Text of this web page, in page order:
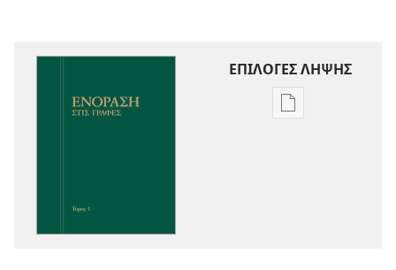
ΕΠΙΛΟΓΕΣ ΛΗΨΗΣ
Επιλογές